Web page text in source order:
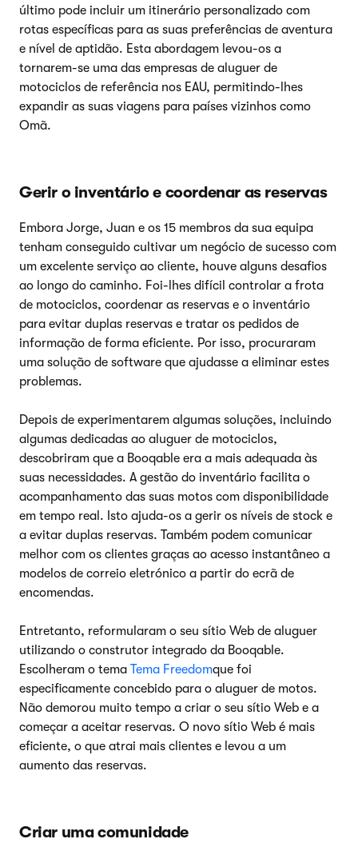
último pode incluir um itinerário personalizado com
rotas específicas para as suas preferências de aventura
e nível de aptidão. Esta abordagem levou-os a
tornarem-se uma das empresas de aluguer de
motociclos de referência nos EAU, permitindo-lhes
expandir as suas viagens para países vizinhos como
Omã.
Gerir o inventário e coordenar as reservas
Embora Jorge, Juan e os 15 membros da sua equipa
tenham conseguido cultivar um negócio de sucesso com
um excelente serviço ao cliente, houve alguns desafios
ao longo do caminho. Foi-lhes difícil controlar a frota
de motociclos, coordenar as reservas e o inventário
para evitar duplas reservas e tratar os pedidos de
informação de forma eficiente. Por isso, procuraram
uma solução de software que ajudasse a eliminar estes
problemas.
Depois de experimentarem algumas soluções, incluindo
algumas dedicadas ao aluguer de motociclos,
descobriram que a Booqable era a mais adequada às
suas necessidades. A gestão do inventário facilita o
acompanhamento das suas motos com disponibilidade
em tempo real. Isto ajuda-os a gerir os níveis de stock e
a evitar duplas reservas. Também podem comunicar
melhor com os clientes graças ao acesso instantâneo a
modelos de correio eletrónico a partir do ecrã de
encomendas.
Entretanto, reformularam o seu sítio Web de aluguer
utilizando o construtor integrado da Booqable.
Escolheram o tema Tema Freedomque foi
especificamente concebido para o aluguer de motos.
Não demorou muito tempo a criar o seu sítio Web e a
começar a aceitar reservas. O novo sítio Web é mais
eficiente, o que atrai mais clientes e levou a um
aumento das reservas.
Criar uma comunidade